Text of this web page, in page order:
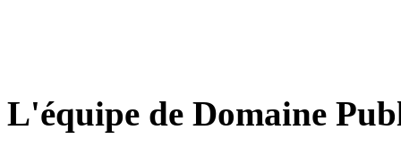
L'équipe de Domaine